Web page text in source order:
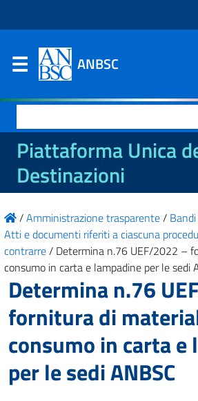
ANBSC
per:
Piattaforma Unica
Destinazioni
/Amministrazione trasparente/
Atti e documenti riferiti a ciascuna
contrarre/ Determina n.76 UEF/2022 –
consumo in carta e lampadine per le sedi
Determina n.76
fornitura di
consumo in carta e
per le sedi ANBSC